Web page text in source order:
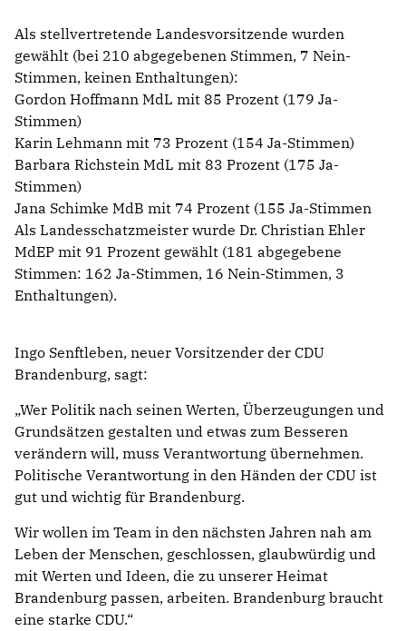
Als stellvertretende Landesvorsitzende wurden
gewählt (bei 210 abgegebenen Stimmen, 7 Nein-
Stimmen, keinen Enthaltungen):
Gordon Hoffmann MdL mit 85 Prozent (179 Ja-
Stimmen)
Karin Lehmann mit 73 Prozent (154 Ja-Stimmen)
Barbara Richstein MdL mit 83 Prozent (175 Ja-
Stimmen)
Jana Schimke MdB mit 74 Prozent (155 Ja-Stimmen
Als Landesschatzmeister wurde Dr. Christian Ehler
MdEP mit 91 Prozent gewählt (181 abgegebene
Stimmen: 162 Ja-Stimmen, 16 Nein-Stimmen, 3
Enthaltungen).
Ingo Senftleben, neuer Vorsitzender der CDU
Brandenburg, sagt:
Wer Politik nach seinen Werten, Überzeugungen und
Grundsätzen gestalten und etwas zum Besseren
verändern will, muss Verantwortung übernehmen.
Politische Verantwortung in den Händen der CDU ist
gut und wichtig für Brandenburg.
Wir wollen im Team in den nächsten Jahren nah am
Leben der Menschen, geschlossen, glaubwürdig und
mit Werten und Ideen, die zu unserer Heimat
Brandenburg passen, arbeiten. Brandenburg braucht
eine starke CDU.“